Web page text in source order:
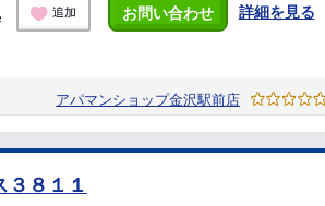
追加 お問い合わせ 詳細を見る
アパマンショップ金沢駅前店
３８１１